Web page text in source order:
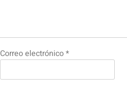
Correo electrónico*